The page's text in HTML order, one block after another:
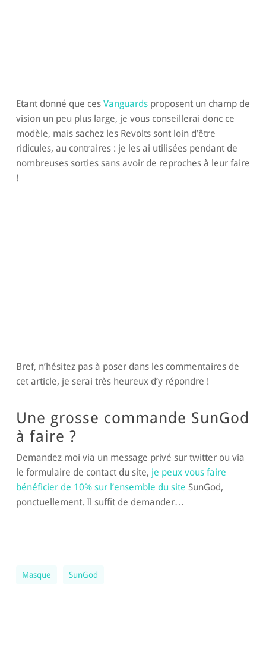
Etant donné que ces Vanguards proposent un champ de
vision un peu plus large, je vous conseillerai donc ce
modèle, mais sachez les Revolts sont loin d’être
ridicules, au contraires : je les ai utilisées pendant de
nombreuses sorties sans avoir de reproches à leur faire
!
Bref, n’hésitez pas à poser dans les commentaires de
cet article, je serai très heureux d’y répondre !
Une grosse commande SunGod
à faire ?
Demandez moi via un message privé sur twitter ou via
le formulaire de contact du site, je peux vous faire
bénéficier de 10% sur l’ensemble du site SunGod,
ponctuellement. Il suffit de demander…
Masque SunGod